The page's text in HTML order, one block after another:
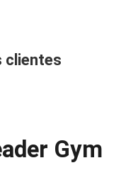
clientes
Gym